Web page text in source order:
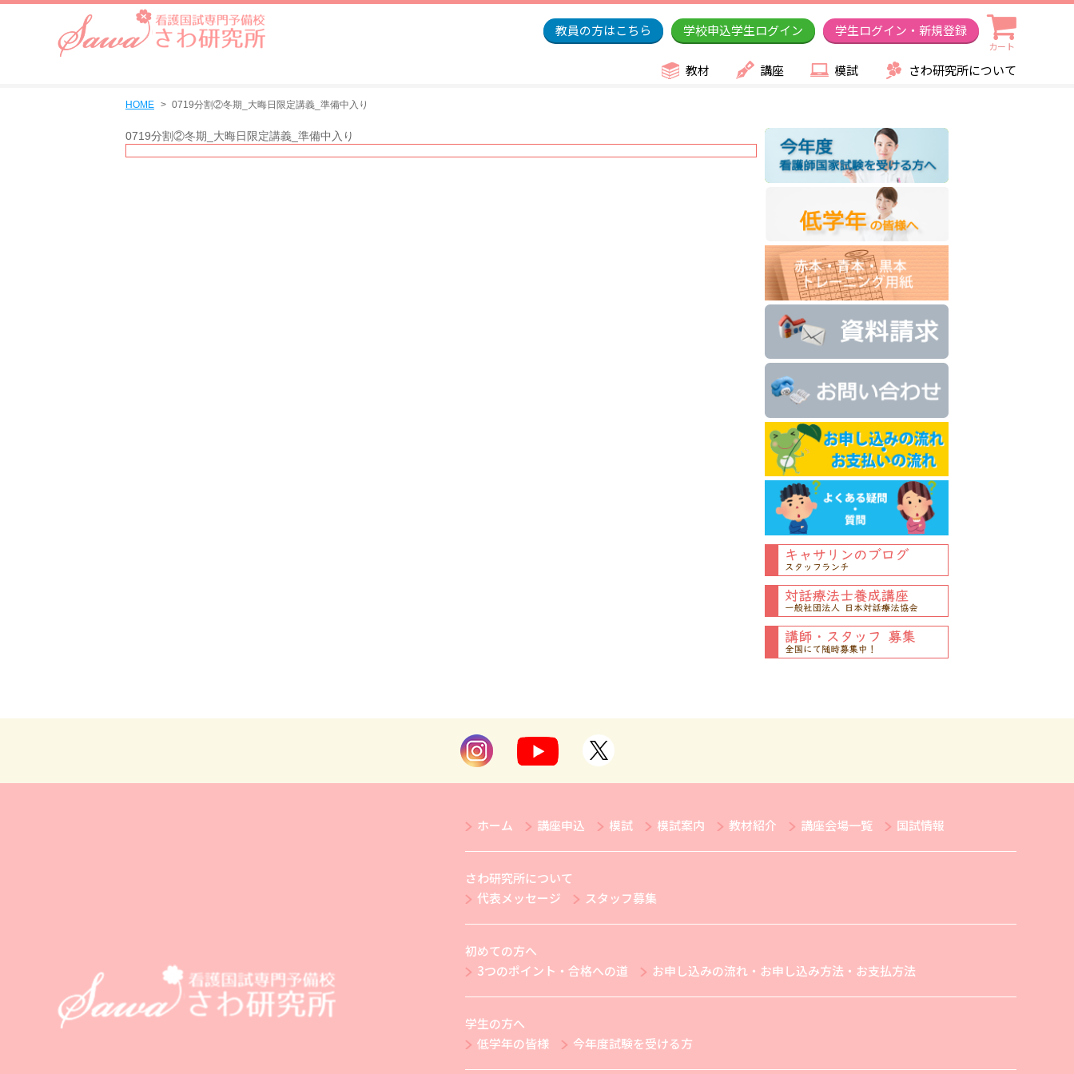
教員の方はこちら 学校申込学生ログイン 学生ログイン・新規登録
カート
教材 講座 模試 さわ研究所について
HOME 0719分割②冬期_大晦日限定講義_準備中入り
0719分割②冬期_大晦日限定講義_準備中入り
ホーム 講座申込 模試 模試案内 教材紹介 講座会場一覧 国試情報
さわ研究所について
代表メッセージ
スタッフ募集
初めての方へ
3つのポイント・合格への道
お申し込みの流れ・お申し込み方法・お支払方法
学生の方へ
低学年の皆様
今年度試験を受ける方